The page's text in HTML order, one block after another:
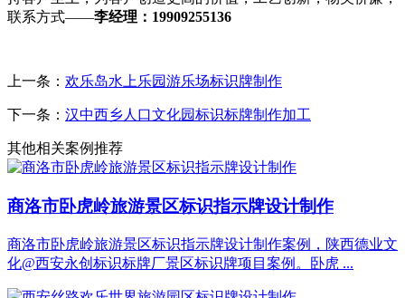
联系方式——李经理：19909255136
上一条： 欢乐岛水上乐园游乐场标识牌制作
下一条： 汉中西乡人口文化园标识标牌制作加工
其他相关案例推荐
商洛市卧虎岭旅游景区标识指示牌设计制作
商洛市卧虎岭旅游景区标识指示牌设计制作案例，陕西德业文
化@西安永创标识标牌厂景区标识牌项目案例。卧虎 ...